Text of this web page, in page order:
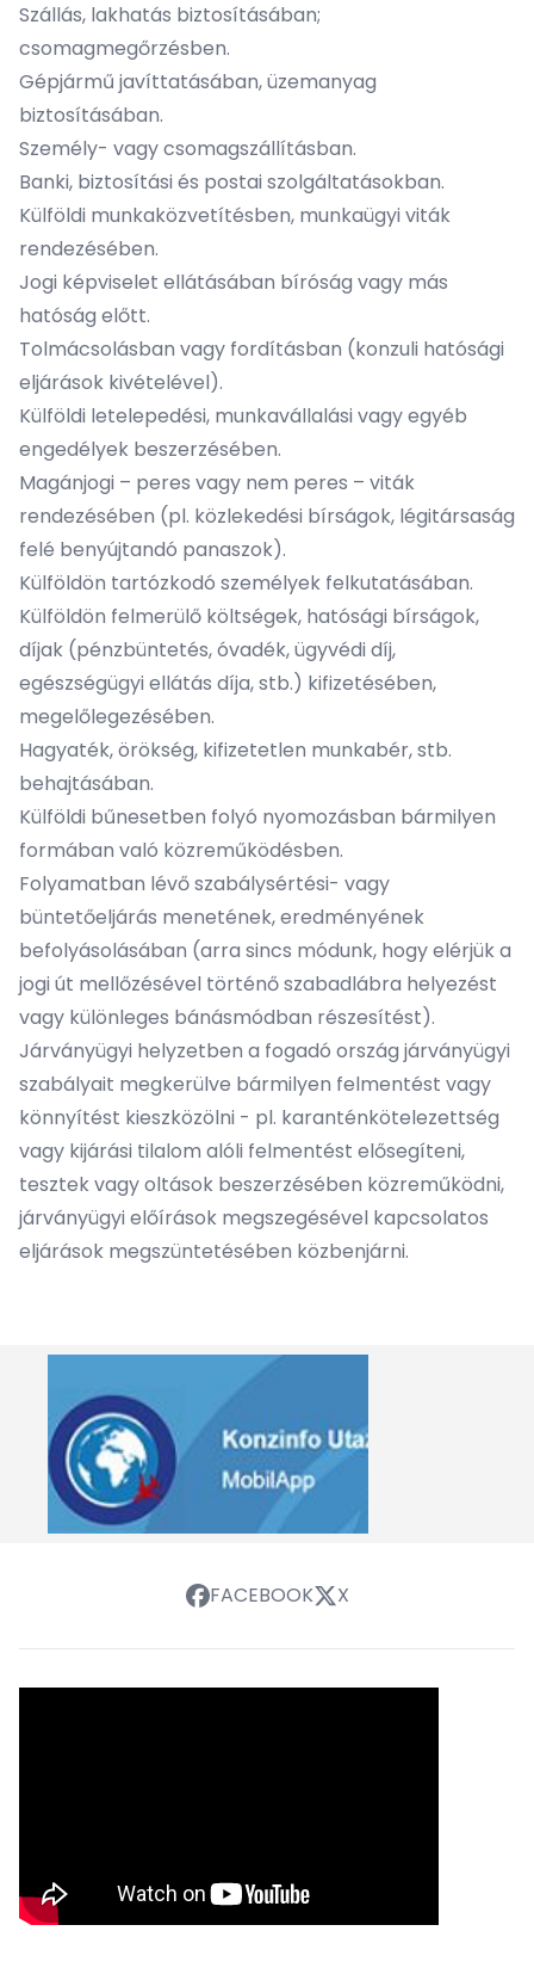
Szállás, lakhatás biztosításában;
csomagmegőrzésben.
Gépjármű javíttatásában, üzemanyag
biztosításában.
Személy- vagy csomagszállításban.
Banki, biztosítási és postai szolgáltatásokban.
Külföldi munkaközvetítésben, munkaügyi viták
rendezésében.
Jogi képviselet ellátásában bíróság vagy más
hatóság előtt.
Tolmácsolásban vagy fordításban (konzuli hatósági
eljárások kivételével).
Külföldi letelepedési, munkavállalási vagy egyéb
engedélyek beszerzésében.
Magánjogi – peres vagy nem peres – viták
rendezésében (pl. közlekedési bírságok, légitársaság
felé benyújtandó panaszok).
Külföldön tartózkodó személyek felkutatásában.
Külföldön felmerülő költségek, hatósági bírságok,
díjak (pénzbüntetés, óvadék, ügyvédi díj,
egészségügyi ellátás díja, stb.) kifizetésében,
megelőlegezésében.
Hagyaték, örökség, kifizetetlen munkabér, stb.
behajtásában.
Külföldi bűnesetben folyó nyomozásban bármilyen
formában való közreműködésben.
Folyamatban lévő szabálysértési- vagy
büntetőeljárás menetének, eredményének
befolyásolásában (arra sincs módunk, hogy elérjük a
jogi út mellőzésével történő szabadlábra helyezést
vagy különleges bánásmódban részesítést).
Járványügyi helyzetben a fogadó ország járványügyi
szabályait megkerülve bármilyen felmentést vagy
könnyítést kieszközölni - pl. karanténkötelezettség
vagy kijárási tilalom alóli felmentést elősegíteni,
tesztek vagy oltások beszerzésében közreműködni,
járványügyi előírások megszegésével kapcsolatos
eljárások megszüntetésében közbenjárni.
FACEBOOK X